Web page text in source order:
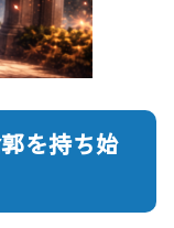
を持ち始